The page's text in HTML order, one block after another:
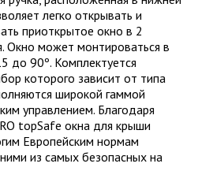
легко открывать и
приоткрытое окно в 2
Окно может монтироваться в
до 90º. Комплектуется
которого зависит от типа
широкой гаммой
управлением. Благодаря
topSafe окна для крыши
Европейским нормам
из самых безопасных на